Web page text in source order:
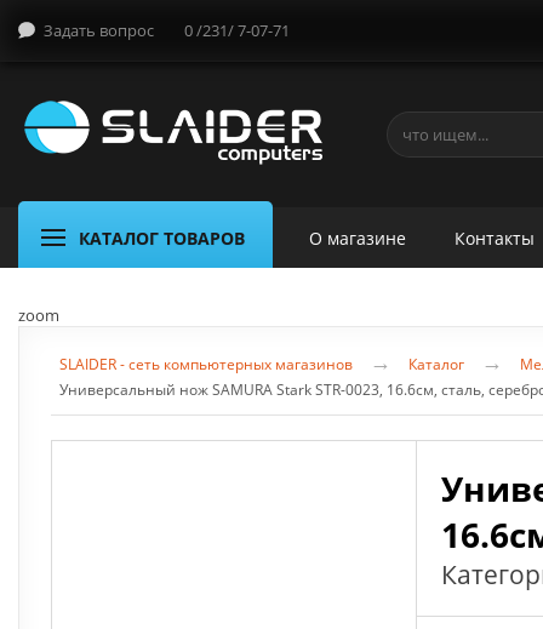
Задать вопрос 0 /231/ 7-07-71
КАТАЛОГ ТОВАРОВ О магазине Контакты
zoom
SLAIDER - сеть компьютерных магазинов → Каталог →
Универсальный нож SAMURA Stark STR-0023, 16.6см, сталь,